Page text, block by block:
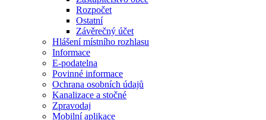
Rozpočet
Ostatní
Závěrečný účet
Hlášení místního rozhlasu
Informace
E-podatelna
Povinné informace
Ochrana osobních údajů
Kanalizace a stočné
Zpravodaj
Mobilní aplikace